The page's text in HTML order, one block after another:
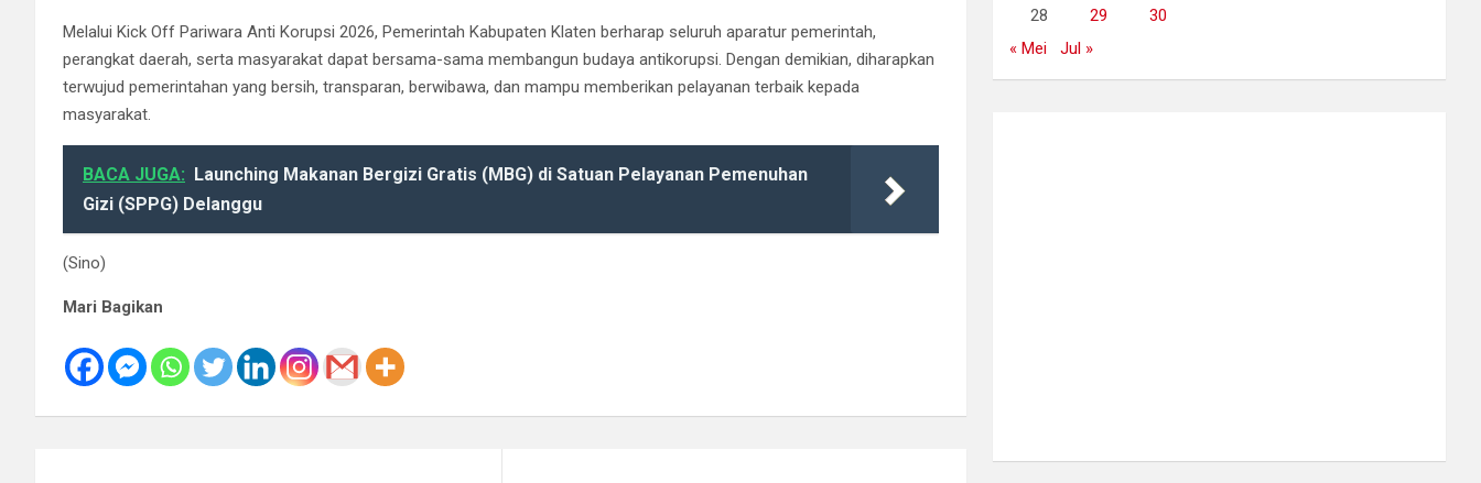
Melalui Kick Off Pariwara Anti Korupsi 2026, Pemerintah Kabupaten Klaten berharap seluruh aparatur pemerintah,
perangkat daerah, serta masyarakat dapat bersama-sama membangun budaya antikorupsi. Dengan demikian, diharapkan
terwujud pemerintahan yang bersih, transparan, berwibawa, dan mampu memberikan pelayanan terbaik kepada
masyarakat.
BACA JUGA:
Launching Makanan Bergizi Gratis (MBG) di Satuan Pelayanan Pemenuhan
Gizi (SPPG) Delanggu
(Sino)
Mari Bagikan
28
29
30
« Mei
Jul »